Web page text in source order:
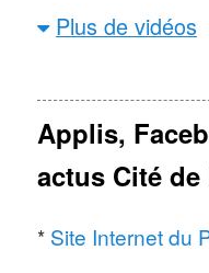
Les 20 ans de la
Atelier
Plus de vidéos
Applis,
actus Cité de
* Site Internet du